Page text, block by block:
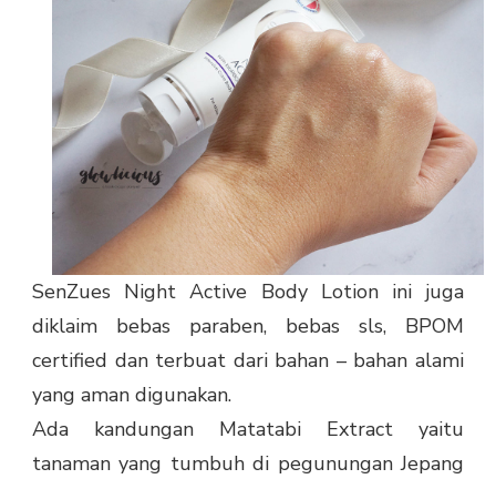
SenZues Night Active Body Lotion ini juga
diklaim bebas paraben, bebas sls, BPOM
certified dan terbuat dari bahan – bahan alami
yang aman digunakan.
Ada kandungan Matatabi Extract yaitu
tanaman yang tumbuh di pegunungan Jepang